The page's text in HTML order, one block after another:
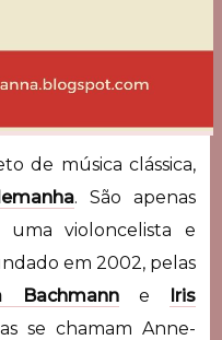
de música clássica,
. São apenas
uma violoncelista e
em 2002, pelas
Bachmanne
Iris
se chamamAnne-